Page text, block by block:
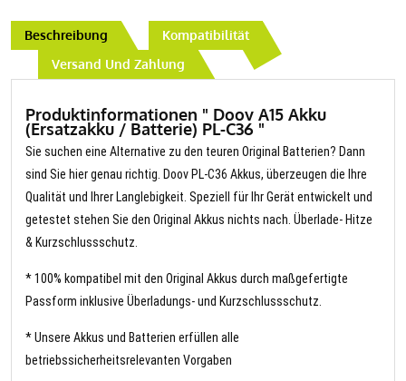
Beschreibung
Kompatibilität
Versand Und Zahlung
Produktinformationen " Doov A15 Akku
(Ersatzakku / Batterie) PL-C36 "
Sie suchen eine Alternative zu den teuren Original Batterien? Dann
sind Sie hier genau richtig. Doov PL-C36 Akkus, überzeugen die Ihre
Qualität und Ihrer Langlebigkeit. Speziell für Ihr Gerät entwickelt und
getestet stehen Sie den Original Akkus nichts nach. Überlade- Hitze
& Kurzschlussschutz.
* 100% kompatibel mit den Original Akkus durch maßgefertigte
Passform inklusive Überladungs- und Kurzschlussschutz.
* Unsere Akkus und Batterien erfüllen alle
betriebssicherheitsrelevanten Vorgaben